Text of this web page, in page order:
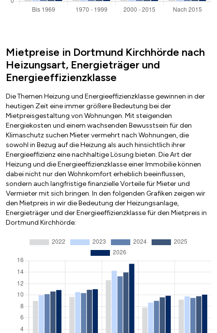
Mietpreise in Dortmund Kirchhörde nach
Heizungsart, Energieträger und
Energieeffizienzklasse
Die Themen Heizung und Energieeffizienzklasse gewinnen in der
heutigen Zeit eine immer größere Bedeutung bei der
Mietpreisgestaltung von Wohnungen. Mit steigenden
Energiekosten und einem wachsenden Bewusstsein für den
Klimaschutz suchen Mieter vermehrt nach Wohnungen, die
sowohl in Bezug auf die Heizung als auch hinsichtlich ihrer
Energieeffizienz eine nachhaltige Lösung bieten. Die Art der
Heizung und die Energieeffizienzklasse einer Immobilie können
dabei nicht nur den Wohnkomfort erheblich beeinflussen,
sondern auch langfristige finanzielle Vorteile für Mieter und
Vermieter mit sich bringen. In den folgenden Grafiken zeigen wir
den Mietpreis in wir die Bedeutung der Heizungsanlage,
Energieträger und der Energieeffizienzklasse für den Mietpreis in
Dortmund Kirchhörde: